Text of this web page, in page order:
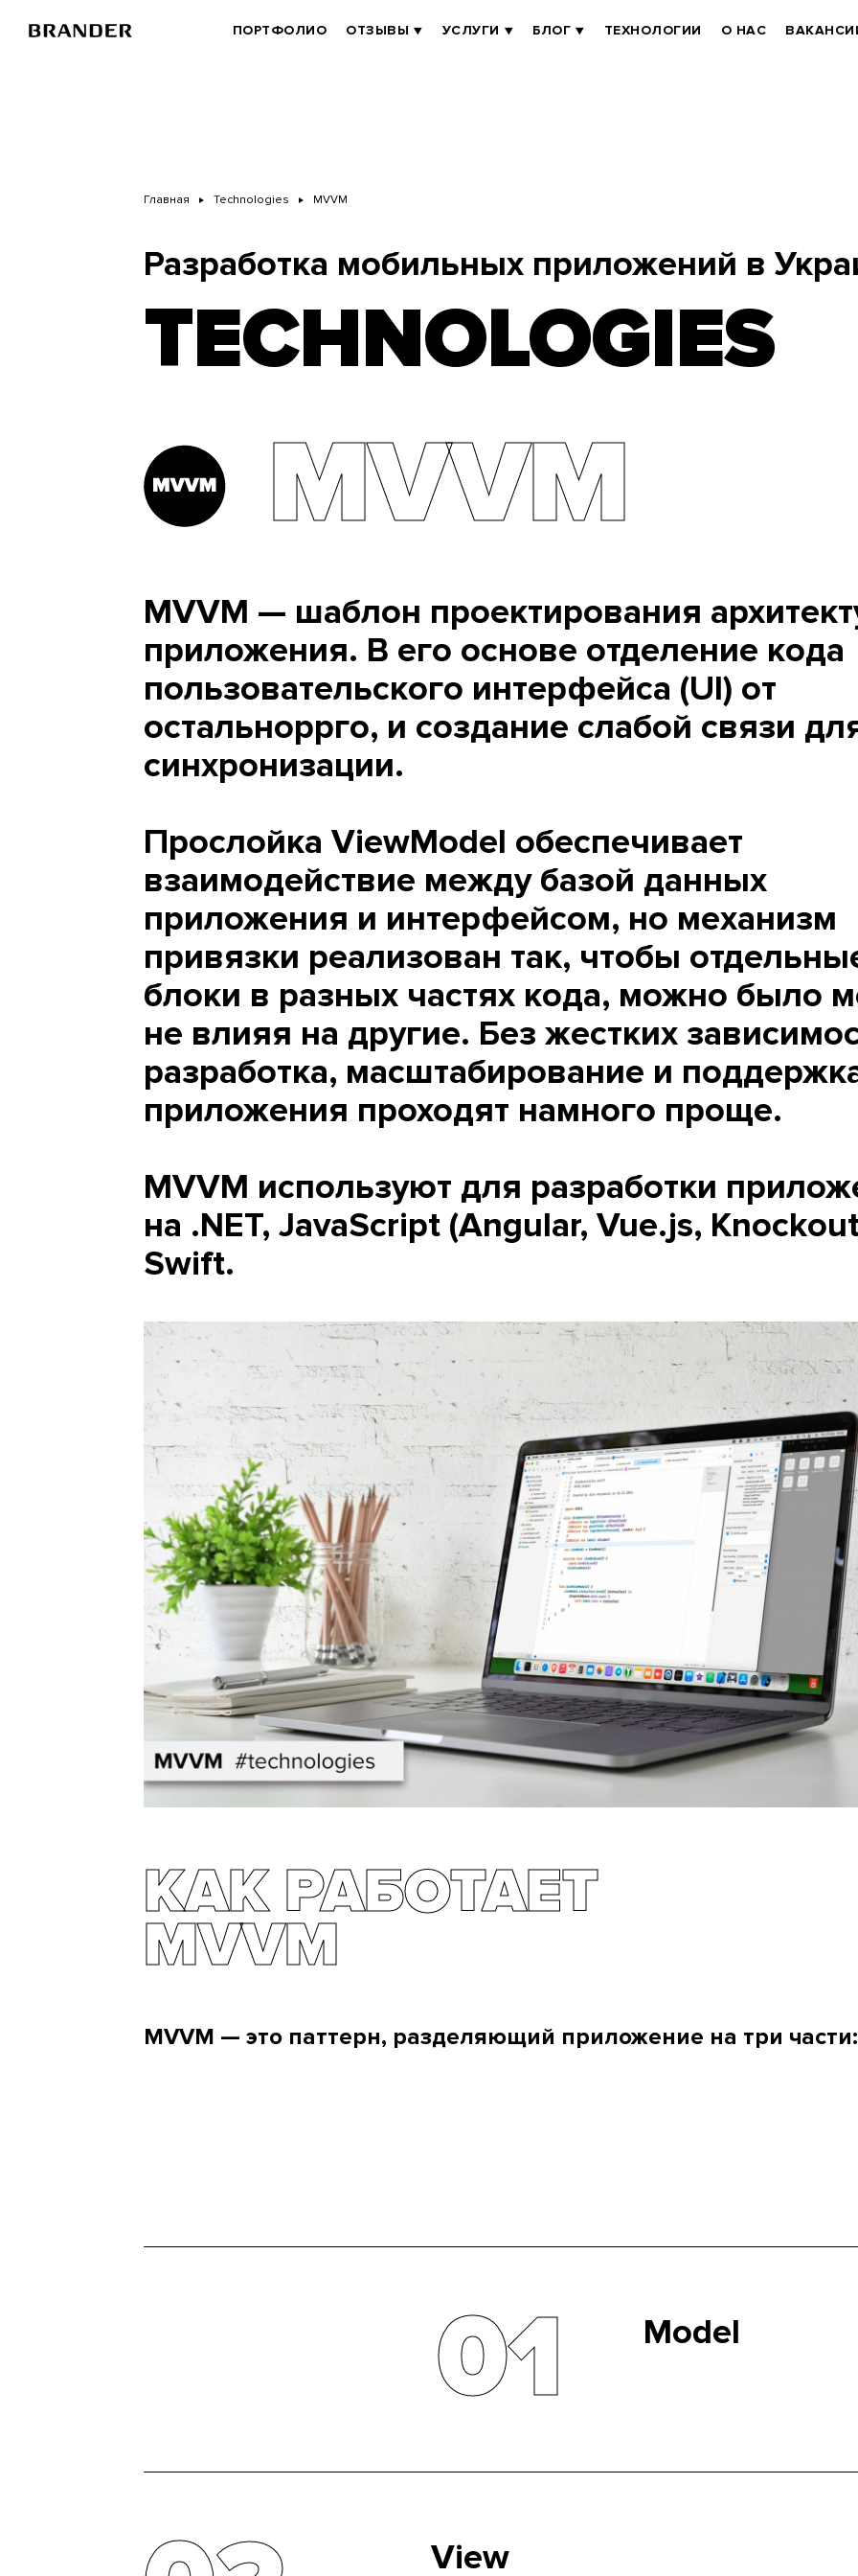
BRANDER
ПОРТФОЛИО ОТЗЫВЫ УСЛУГИ БЛОГ ТЕХНОЛОГИИ О НАС
Главная Technologies MVVM
Разработка мобильных приложений в
TECHNOLOGIES
MVVM
MVVM — шаблон проектирования
приложения. В его основе отделение кода
пользовательского интерфейса (UI) от
остальноppго, и создание слабой связи
синхронизации.
Прослойка ViewModel обеспечивает
взаимодействие между базой данных
приложения и интерфейсом, но механизм
привязки реализован так, чтобы
блоки в разных частях кода, можно было
не влияя на другие. Без жестких
разработка, масштабирование и
приложения проходят намного проще.
MVVM используют для разработки
на .NET, JavaScript (Angular, Vue.js,
Swift.
КАК РАБОТАЕТ
MVVM
MVVM — это паттерн, разделяющий приложение на три части:
01 Model
View